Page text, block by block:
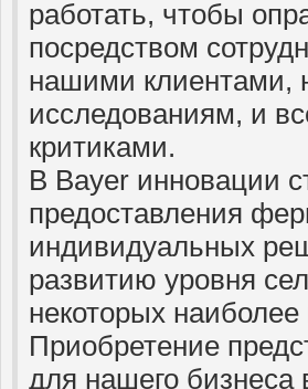
работать, чтобы
посредством
нашими клиентами,
исследованиям, и
критиками.
В Bayer инновации
предоставления
индивидуальных
развитию уровня
некоторых
Приобретение
для нашего бизнеса